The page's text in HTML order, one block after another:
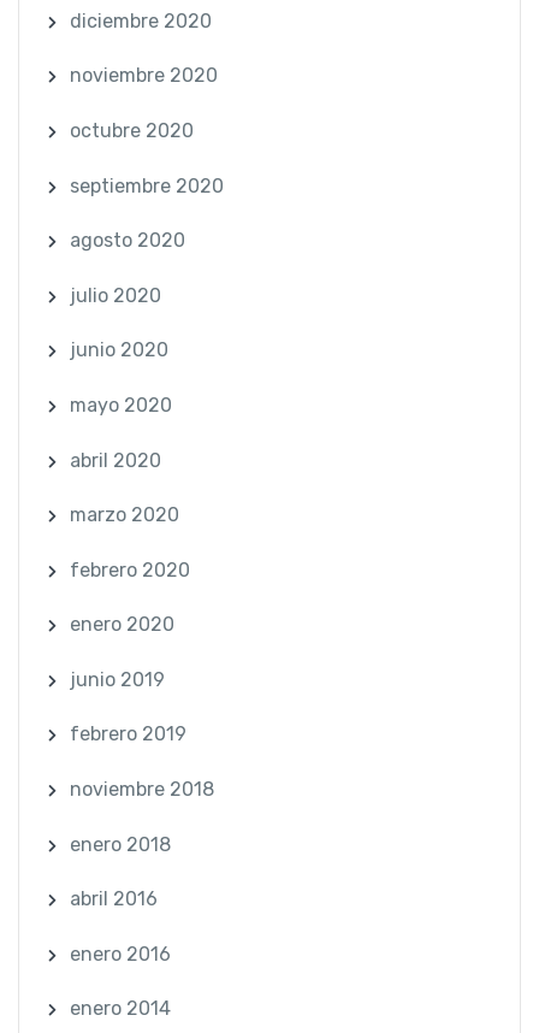
diciembre 2020
noviembre 2020
octubre 2020
septiembre 2020
agosto 2020
julio 2020
junio 2020
mayo 2020
abril 2020
marzo 2020
febrero 2020
enero 2020
junio 2019
febrero 2019
noviembre 2018
enero 2018
abril 2016
enero 2016
enero 2014